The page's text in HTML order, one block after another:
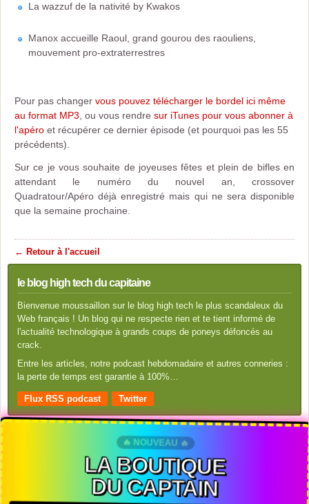
La wazzuf de la nativité by Kwakos
Manox accueille Raoul, grand gourou des raouliens,
mouvement pro-extraterrestres
Pour pas changer vous pouvez télécharger le bordel ici même
au format MP3 , ou vous rendre sur iTunes pour vous abonner à
l'apéro et récupérer ce dernier épisode (et pourquoi pas les 55
précédents).
Sur ce je vous souhaite de joyeuses fêtes et plein de bifles en
attendant le numéro du nouvel an, crossover
Quadratour/Apéro déjà enregistré mais qui ne sera disponible
que la semaine prochaine.
← Retour à l'accueil
le blog high tech du capitaine
Bienvenue moussaillon sur le blog high tech le plus scandaleux du
Web français ! Un blog qui ne respecte rien et te tient informé de
l'actualité technologique à grands coups de poneys défoncés au
crack.
Entre les articles, notre podcast hebdomadaire et autres conneries :
la perte de temps est garantie à 100%…
Flux RSS podcast Twitter
🔥 NOUVEAU 🔥
LA BOUTIQUE
DU CAPTAIN